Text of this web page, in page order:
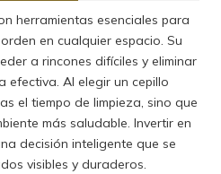
herramientas esenciales para
en cualquier espacio. Su
a rincones difíciles y eliminar
efectiva. Al elegir un cepillo
el tiempo de limpieza, sino que
más saludable. Invertir en
decisión inteligente que se
visibles y duraderos.